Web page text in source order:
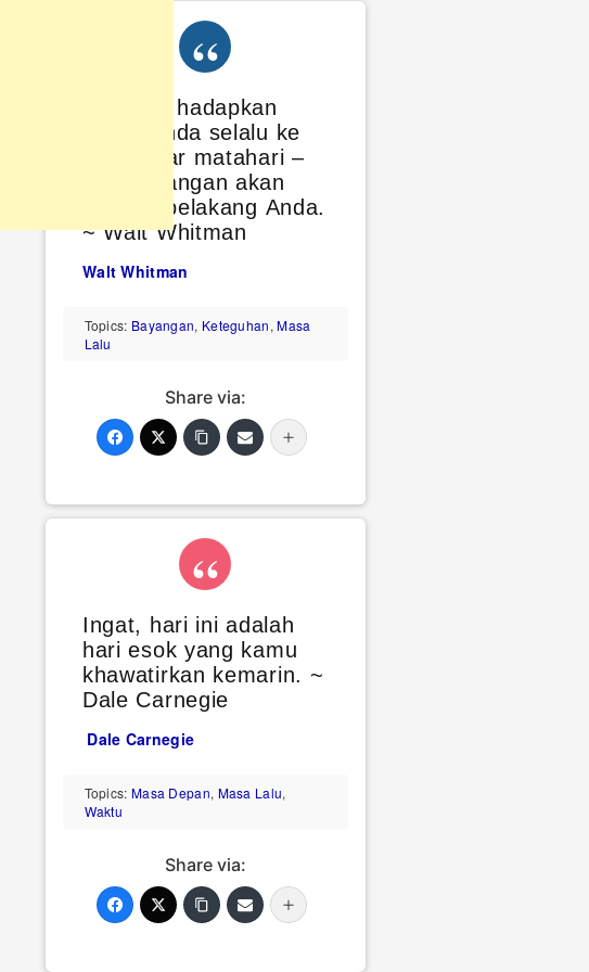
Tetaplah hadapkan
wajah Anda selalu ke
arah sinar matahari –
dan bayangan akan
jatuh di belakang Anda.
~ Walt Whitman
Walt Whitman
Topics: Bayangan, Keteguhan,Masa
Lalu
Share via:
Ingat, hari ini adalah
hari esok yang kamu
khawatirkan kemarin. ~
Dale Carnegie
Dale Carnegie
Topics: Masa Depan, Masa Lalu,
Waktu
Share via: